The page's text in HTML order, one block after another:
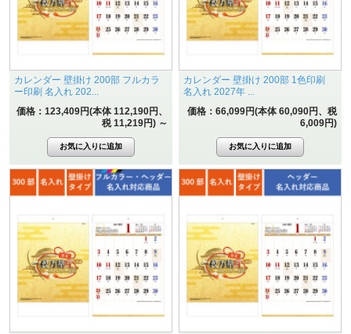
カレンダー 壁掛け 200部 フルカラ
ー印刷 名入れ 202...
価格：123,409円(本体 112,190円、
税 11,219円) ～
カレンダー 壁掛け 200部 1色印刷
名入れ 2027年 ...
価格：66,099円(本体 60,090円、税
6,009円)